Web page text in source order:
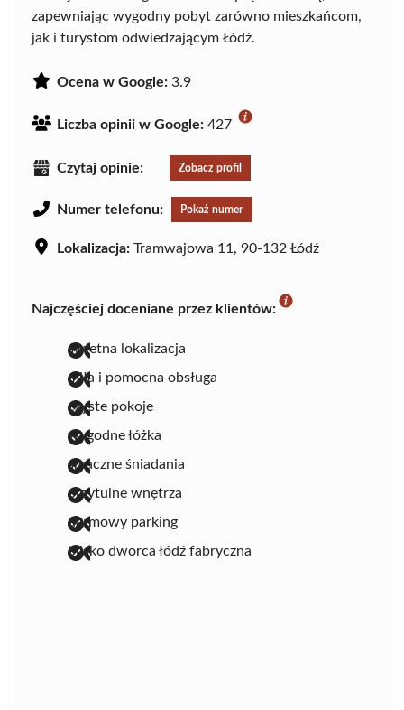
zapewniając wygodny pobyt zarówno mieszkańcom,
jak i turystom odwiedzającym Łódź.
Ocena w Google: 3.9
Liczba opinii w Google: 427
Czytaj opinie: Zobacz profil
Numer telefonu: Pokaż numer
Lokalizacja: Tramwajowa 11, 90-132 Łódź
Najczęściej doceniane przez klientów:
świetna lokalizacja
miła i pomocna obsługa
czyste pokoje
wygodne łóżka
smaczne śniadania
przytulne wnętrza
darmowy parking
blisko dworca łódź fabryczna